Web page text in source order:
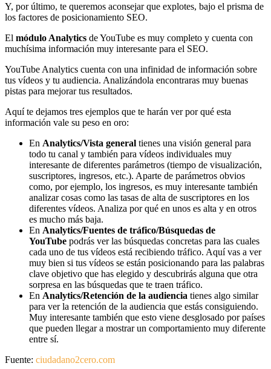
Y, por último, te queremos aconsejar que explotes, bajo el prisma de
los factores de posicionamiento SEO.
El módulo Analytics de YouTube es muy completo y cuenta con
muchísima información muy interesante para el SEO.
YouTube Analytics cuenta con una infinidad de información sobre
tus vídeos y tu audiencia. Analizándola encontraras muy buenas
pistas para mejorar tus resultados.
Aquí te dejamos tres ejemplos que te harán ver por qué esta
información vale su peso en oro:
En Analytics/Vista general tienes una visión general para
todo tu canal y también para vídeos individuales muy
interesante de diferentes parámetros (tiempo de visualización,
suscriptores, ingresos, etc.). Aparte de parámetros obvios
como, por ejemplo, los ingresos, es muy interesante también
analizar cosas como las tasas de alta de suscriptores en los
diferentes vídeos. Analiza por qué en unos es alta y en otros
es mucho más baja.
En Analytics/Fuentes de tráfico/Búsquedas de
YouTube podrás ver las búsquedas concretas para las cuales
cada uno de tus vídeos está recibiendo tráfico. Aquí vas a ver
muy bien si tus vídeos se están posicionando para las palabras
clave objetivo que has elegido y descubrirás alguna que otra
sorpresa en las búsquedas que te traen tráfico.
En Analytics/Retención de la audiencia tienes algo similar
para ver la retención de la audiencia que estás consiguiendo.
Muy interesante también que esto viene desglosado por países
que pueden llegar a mostrar un comportamiento muy diferente
entre sí.
Fuente: ciudadano2cero.com